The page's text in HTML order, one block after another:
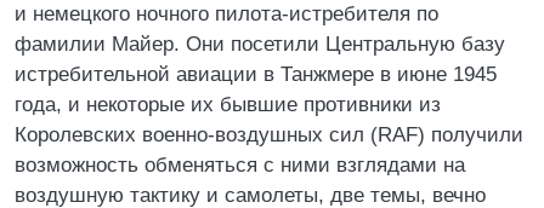
и немецкого ночного пилота-истребителя по
фамилии Майер. Они посетили Центральную базу
истребительной авиации в Танжмере в июне 1945
года, и некоторые их бывшие противники из
Королевских военно-воздушных сил (RAF) получили
возможность обменяться с ними взглядами на
воздушную тактику и самолеты, две темы, вечно